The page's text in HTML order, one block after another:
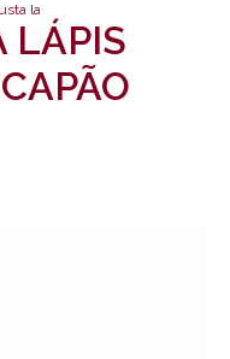
lapis para escolas capao
LÁPIS